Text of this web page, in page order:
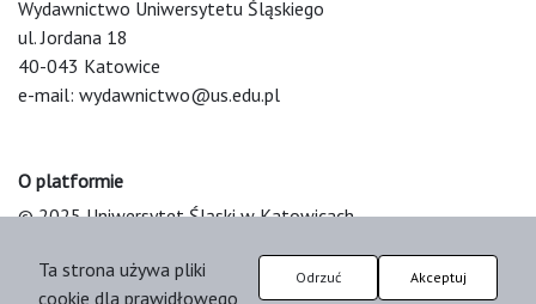
Wydawnictwo Uniwersytetu Śląskiego
ul. Jordana 18
40-043 Katowice
e-mail: wydawnictwo@us.edu.pl
O platformie
© 2025 Uniwersytet Śląski w Katowicach
Platform & Workflow by OJS/PKP
Ta strona używa pliki
cookie dla prawidłowego
Odrzuć Akceptuj